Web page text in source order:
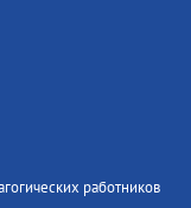
работников